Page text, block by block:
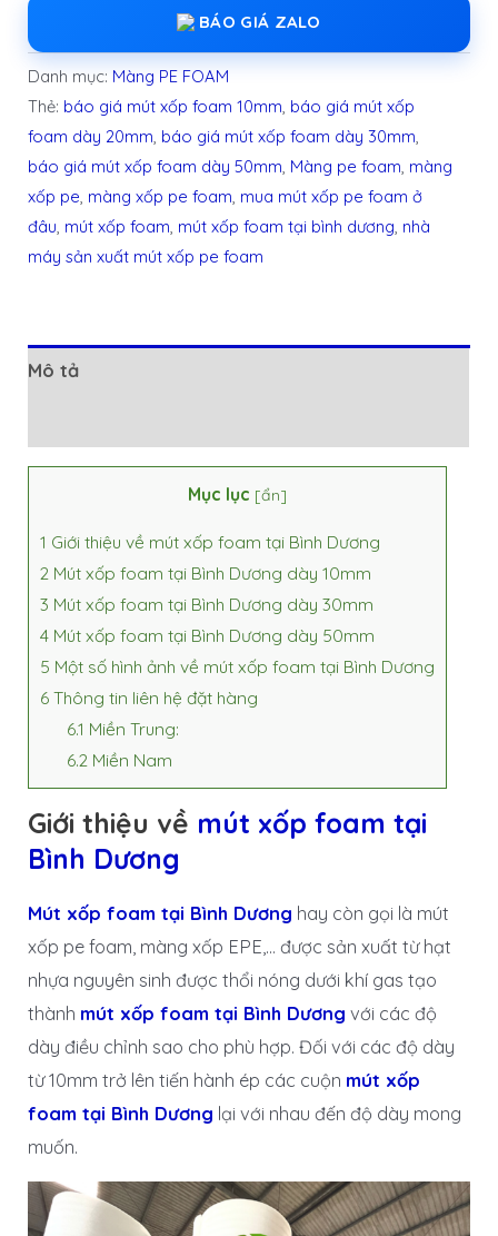
BÁO GIÁ ZALO
Danh mục: Màng PE FOAM
Thẻ: báo giá mút xốp foam 10mm, báo giá mút xốp
foam dày 20mm, báo giá mút xốp foam dày 30mm,
báo giá mút xốp foam dày 50mm, Màng pe foam, màng
xốp pe, màng xốp pe foam, mua mút xốp pe foam ở
đâu, mút xốp foam, mút xốp foam tại bình dương, nhà
máy sản xuất mút xốp pe foam
Mô tả
Mục lục [ẩn]
1 Giới thiệu về mút xốp foam tại Bình Dương
2 Mút xốp foam tại Bình Dương dày 10mm
3 Mút xốp foam tại Bình Dương dày 30mm
4 Mút xốp foam tại Bình Dương dày 50mm
5 Một số hình ảnh về mút xốp foam tại Bình Dương
6 Thông tin liên hệ đặt hàng
6.1 Miền Trung:
6.2Miền Nam
Giới thiệu về mút xốp foam tại
Bình Dương
Mút xốp foam tại Bình Dương hay còn gọi là mút
xốp pe foam, màng xốp EPE,… được sản xuất từ hạt
nhựa nguyên sinh được thổi nóng dưới khí gas tạo
thành mút xốp foam tại Bình Dương với các độ
dày điều chỉnh sao cho phù hợp. Đối với các độ dày
từ 10mm trở lên tiến hành ép các cuộn mút xốp
foam tại Bình Dương lại với nhau đến độ dày mong
muốn.